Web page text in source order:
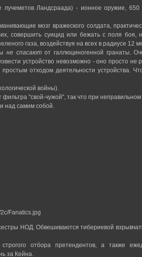
Ландсраада) - ионное оружие, 650
мозг вражеского солдата,
совершить суицид или бежать с поля боя,
газа, воздействуя на всех в радиусе 12
не спасаютот галлюциногенной гранаты.
устройство невозможно - оно просто не
отходом деятельности устройства.
войны).
"свой-чужой", так что при
над самим собой.
НОД. Обвешиваются тибериевой
отбора претендентов, а также
за Кейна.